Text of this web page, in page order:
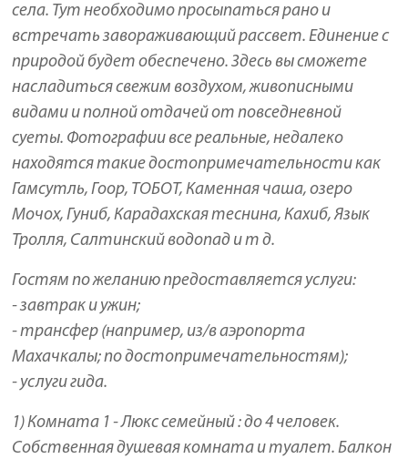
села. Тут необходимо просыпаться рано и
встречать завораживающий рассвет. Единение с
природой будет обеспечено. Здесь вы сможете
насладиться свежим воздухом, живописными
видами и полной отдачей от повседневной
суеты. Фотографии все реальные, недалеко
находятся такие достопримечательности как
Гамсутль, Гоор, ТОБОТ, Каменная чаша, озеро
Мочох, Гуниб, Карадахская теснина, Кахиб, Язык
Тролля, Салтинский водопад и т д.
Гостям по желанию предоставляется услуги:
- завтрак и ужин;
- трансфер (например, из/в аэропорта
Махачкалы; по достопримечательностям);
- услуги гида.
1) Комната 1 - Люкс семейный : до 4 человек.
Собственная душевая комната и туалет. Балкон